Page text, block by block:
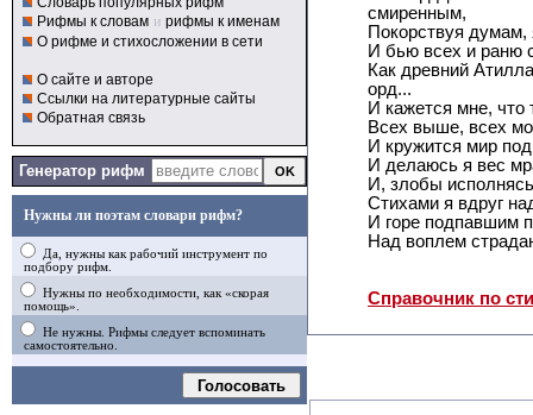
Рифмы к словам и рифмы к именам
О рифме и стихосложении в сети
О сайте и авторе
Ссылки на литературные сайты
Обратная связь
Генератор рифм
Нужны ли поэтам словари рифм?
Да, нужны как рабочий инструмент по
подбору рифм.
Нужны по необходимости, как «скорая
помощь».
Не нужны. Рифмы следует вспоминать
самостоятельно.
Голосовать
смиренным,
Покорствуя думам,
И бью всех и раню
Как древний
орд...
И кажется мне, что
Всех выше, всех
И кружится мир
И делаюсь я вес
И, злобы
Стихами я вдруг
И горе подпавшим
Над воплем
Справочник по